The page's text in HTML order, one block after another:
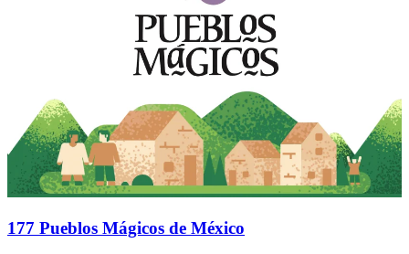
177 Pueblos Mágicos de México